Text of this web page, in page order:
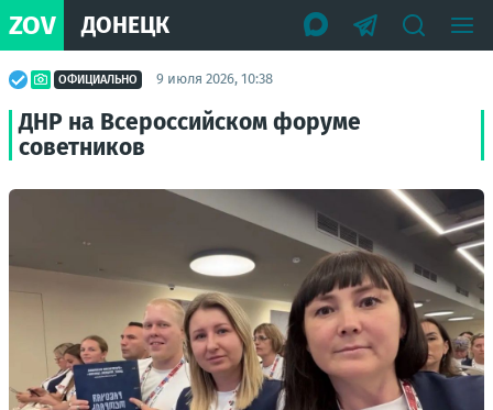
ZOV ДОНЕЦК
ОФИЦИАЛЬНО 9 июля 2026, 10:38
ДНР на Всероссийском форуме
советников